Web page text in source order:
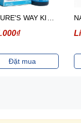
Đặt mua